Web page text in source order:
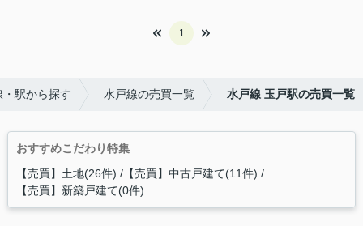
1
・駅から探す 水戸線の売買一覧 水戸線 玉戸駅の売買一覧
おすすめこだわり特集
【売買】土地(26件) 【売買】中古戸建て(11件)
【売買】新築戸建て(0件)